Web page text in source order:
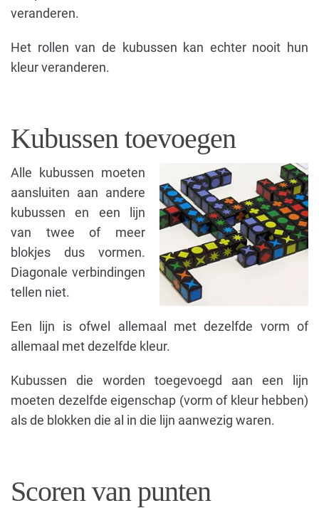
veranderen.
Het rollen van de kubussen kan echter nooit hun
kleur veranderen.
Kubussen toevoegen
Alle kubussen moeten
aansluiten aan andere
kubussen en een lijn
van twee of meer
blokjes dus vormen.
Diagonale verbindingen
tellen niet.
Een lijn is ofwel allemaal met dezelfde vorm of
allemaal met dezelfde kleur.
Kubussen die worden toegevoegd aan een lijn
moeten dezelfde eigenschap (vorm of kleur hebben)
als de blokken die al in die lijn aanwezig waren.
Scoren van punten